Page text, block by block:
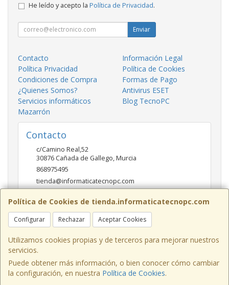
Política de Cookies de tienda.informaticatecnopc.com
Configurar Rechazar Aceptar Cookies
Utilizamos cookies propias y de terceros para mejorar nuestros
servicios.
Puede obtener más información, o bien conocer cómo cambiar
la configuración, en nuestra Política de Cookies.
He leído y acepto la Política de Privacidad.
Enviar
Contacto
Información Legal
Política Privacidad
Política de Cookies
Condiciones de Compra
Formas de Pago
¿Quienes Somos?
Antivirus ESET
Servicios informáticos
Mazarrón
Blog TecnoPC
Contacto
c/Camino Real,52
30876 Cañada de Gallego,Murcia
868975495
tienda@informaticatecnopc.com
Horario
9:00-14:00 15:00-19:30
c/Camino Real,52, 30876, Murcia, España. - C.I.F.: 23283452T - Tfno:
868975495